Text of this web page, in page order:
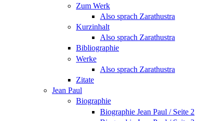
Zum Werk
Also sprach Zarathustra
Kurzinhalt
Also sprach Zarathustra
Bibliographie
Werke
Also sprach Zarathustra
Zitate
Jean Paul
Biographie
Biographie Jean Paul / Seite 2